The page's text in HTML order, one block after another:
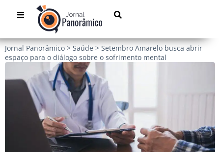
Jornal Panorâmico > Saúde > Setembro Amarelo busca abrir
espaço para o diálogo sobre o sofrimento mental